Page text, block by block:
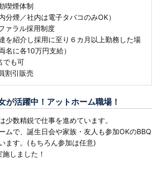
喫煙体制
内分煙／社内は電子タバコのみOK）
ァラル採用制度
達を紹介し採用に至り６カ月以上勤務した場
名に各10万円支給）
でも可
割引販売
が活躍中！アットホーム職場！
少数精鋭で仕事を進めています。
ムで、誕生日会や家族・友人も参加OKのBBQ
ます。(もちろん参加は任意)
しました！